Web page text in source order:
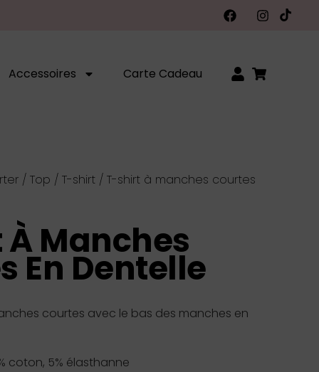
Accessoires Carte Cadeau
/ Top / T-shirt / T-shirt à manches courtes
Manches
En Dentelle
courtes avec le bas des manches en
coton, 5% élasthanne